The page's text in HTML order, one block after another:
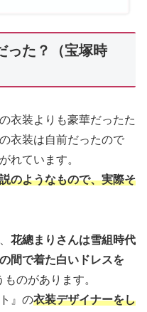
った？（宝塚時
衣装よりも豪華だったた
衣装は自前だったので
れています。
のようなもので、実際そ
花總まりさんは雪組時代
間で着た白いドレスを
ものがあります。
』の衣装デザイナーをし